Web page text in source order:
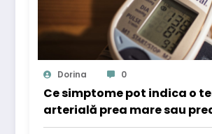
Dorina 0
Ce simptome pot indica o
arterială prea mare sau